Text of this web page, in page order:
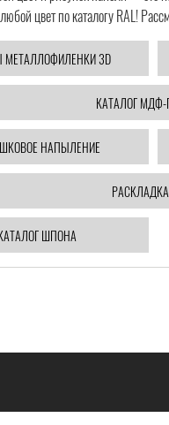
цвет по каталогу RAL!
МЕТАЛЛОФИЛЕНКИ 3D
КАТАЛОГ
НАПЫЛЕНИЕ
ШПОНА